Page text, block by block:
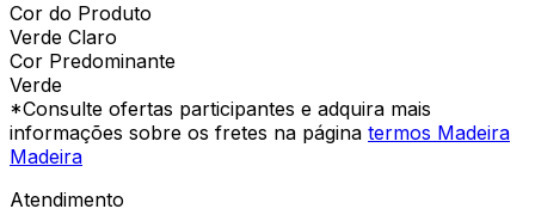
Cor do Produto
Verde Claro
Cor Predominante
Verde
*Consulte ofertas participantes e adquira mais
informações sobre os fretes na página termos Madeira
Madeira
Atendimento